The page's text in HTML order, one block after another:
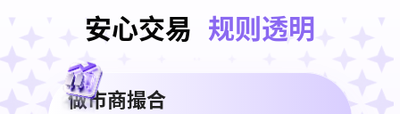
安心交易 规则透明
做市商撮合